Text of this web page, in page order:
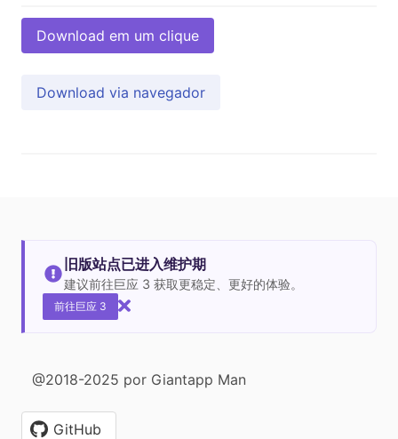
Download em um clique
Download via navegador
旧版站点已进入维护期
建议前往巨应 3 获取更稳定、更好的体验。
前往巨应 3
@2018-2025 por Giantapp Man
GitHub